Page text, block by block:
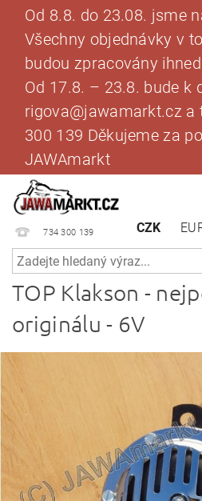
Od 8.8. do 23.08. jsme
Všechny objednávky v
budou zpracovány
Od 17.8. – 23.8. bude k
rigova@jawamarkt.cz a
300 139 Děkujeme za
JAWAmarkt
734 300 139 CZK
TOP Klakson -
originálu - 6V